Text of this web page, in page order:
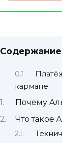
Содержание
кармане
Почему
Что такое